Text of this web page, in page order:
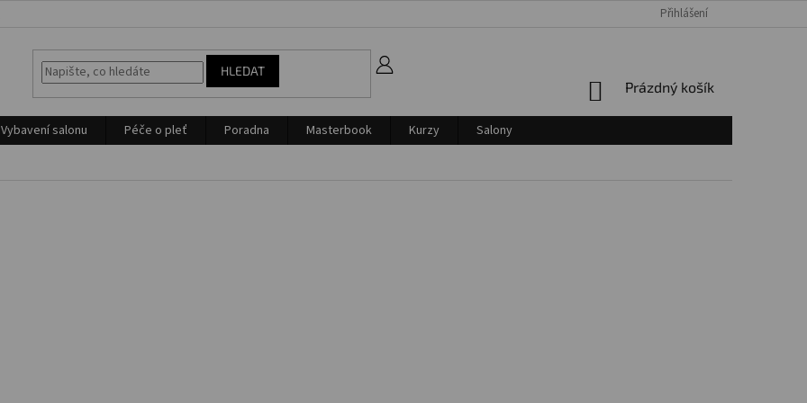
Přihlášení
HLEDAT
NÁKUPNÍ
Prázdný košík
Vybavení salonu Péče o pleť Poradna Masterbook Kurzy
Salony